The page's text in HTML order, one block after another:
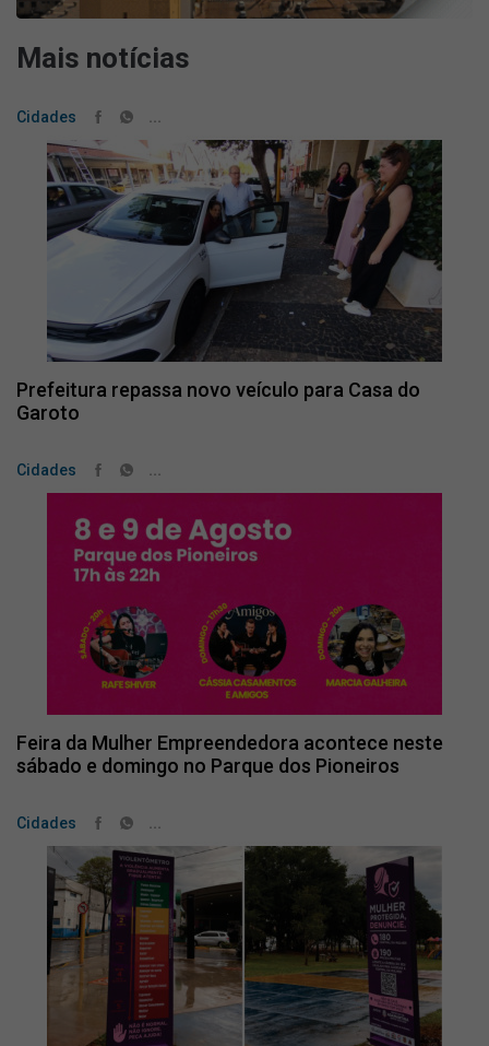
Mais notícias
Cidades ...
Prefeitura repassa novo veículo para Casa do
Garoto
Cidades ...
Feira da Mulher Empreendedora acontece neste
sábado e domingo no Parque dos Pioneiros
Cidades ...